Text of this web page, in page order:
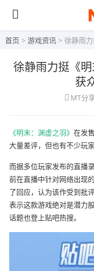
首页 > 游戏资讯 > 徐静雨力
徐静雨力挺《明
获
MT分
《明末：渊虚之羽》 在发
大量差评，但也有不少玩
而据多位玩家发布的直播
前在直播中针对网络出现的
了回应，认为该作受到批
表示这款游戏绝对是潜力
话题也登上贴吧热搜。